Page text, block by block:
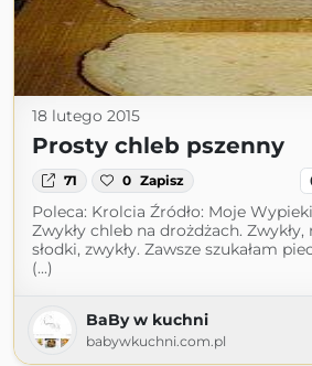
18 lutego 2015
Prosty chleb pszenny
71 0 Zapisz
Poleca: Krolcia Źródło: Moje
Zwykły chleb na drożdżach.
słodki, zwykły. Zawsze szukałam
(...)
BaBy w kuchni
babywkuchni.com.pl